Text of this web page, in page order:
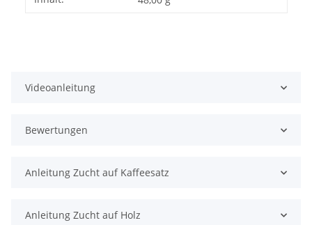
Videoanleitung
Bewertungen
Anleitung Zucht auf Kaffeesatz
Anleitung Zucht auf Holz